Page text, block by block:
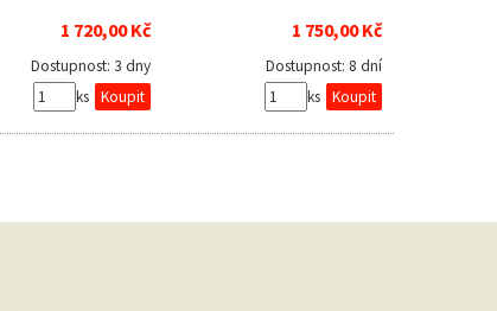
1 720,00 Kč
Dostupnost: 3 dny
ks
1 750,00 Kč
Dostupnost: 8 dní
ks